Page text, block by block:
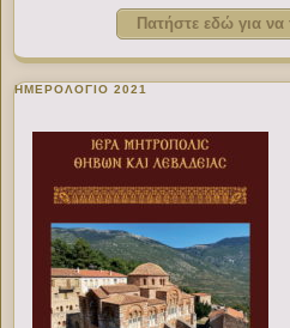
Πατήστε εδώ για να
ΗΜΕΡΟΛΟΓΙΟ 2021